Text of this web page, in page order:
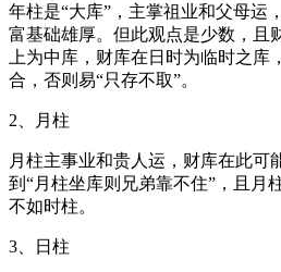
年柱是“大库”，主掌祖业和父母运
富基础雄厚。但此观点是少数，且
上为中库，财库在日时为临时之
合，否则易“只存不取”。
2、月柱
月柱主事业和贵人运，财库在此可
到“月柱坐库则兄弟靠不住”，且月
不如时柱。
3、日柱